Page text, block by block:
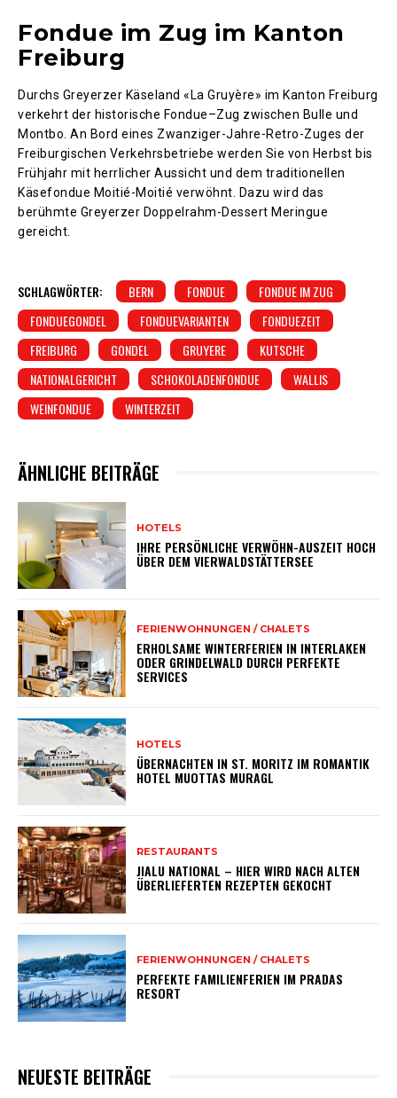
Fondue im Zug im Kanton
Freiburg
Durchs Greyerzer Käseland «La Gruyère» im Kanton Freiburg
verkehrt der historische Fondue–Zug zwischen Bulle und
Montbo. An Bord eines Zwanziger-Jahre-Retro-Zuges der
Freiburgischen Verkehrsbetriebe werden Sie von Herbst bis
Frühjahr mit herrlicher Aussicht und dem traditionellen
Käsefondue Moitié-Moitié verwöhnt. Dazu wird das
berühmte Greyerzer Doppelrahm-Dessert Meringue
gereicht.
SCHLAGWÖRTER: BERN FONDUE
FONDUE IM ZUG
FONDUEGONDEL
FONDUEVARIANTEN
FONDUEZEIT
FREIBURG
GONDEL GRUYERE
KUTSCHE
NATIONALGERICHT
SCHOKOLADENFONDUE
WALLIS
WEINFONDUE
WINTERZEIT
ÄHNLICHE BEITRÄGE
HOTELS
IHRE PERSÖNLICHE VERWÖHN-AUSZEIT HOCH
ÜBER DEM VIERWALDSTÄTTERSEE
FERIENWOHNUNGEN / CHALETS
ERHOLSAME WINTERFERIEN IN INTERLAKEN
ODER GRINDELWALD DURCH PERFEKTE
SERVICES
HOTELS
ÜBERNACHTEN IN ST. MORITZ IM ROMANTIK
HOTEL MUOTTAS MURAGL
RESTAURANTS
JIALU NATIONAL – HIER WIRD NACH ALTEN
ÜBERLIEFERTEN REZEPTEN GEKOCHT
FERIENWOHNUNGEN / CHALETS
PERFEKTE FAMILIENFERIEN IM PRADAS
RESORT
NEUESTE BEITRÄGE